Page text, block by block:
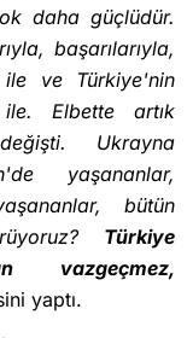
daha güçlüdür.
başarılarıyla,
ile ve Türkiye'nin
Elbette artık
Ukrayna
yaşananlar,
bütün
Türkiye
vazgeçmez,
yaptı.